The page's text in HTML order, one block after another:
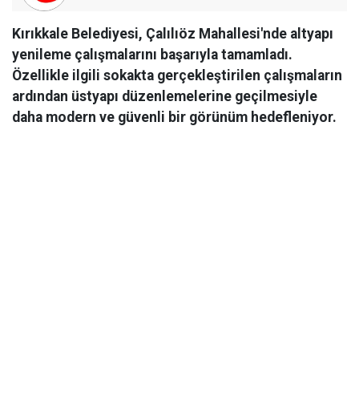
Kırıkkale Belediyesi, Çalılıöz Mahallesi'nde altyapı
yenileme çalışmalarını başarıyla tamamladı.
Özellikle ilgili sokakta gerçekleştirilen çalışmaların
ardından üstyapı düzenlemelerine geçilmesiyle
daha modern ve güvenli bir görünüm hedefleniyor.